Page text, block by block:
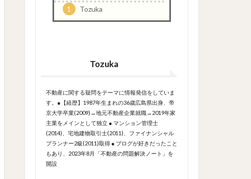
1 Tozuka
Tozuka
不動産に関する疑問をテーマに情報発信をしていま
す。●【経歴】1987年生まれの36歳広島県出身、帝
京大学卒業(2009)→地元不動産企業就職→2019年家
主業をメインとして独立 ● マンション管理士
(2014)、宅地建物取引士(2011)、ファイナンシャル
プランナー2級(2011)取得 ● ブログが好きだったこと
もあり、2023年8月「不動産の問題解決ノート」を
開設